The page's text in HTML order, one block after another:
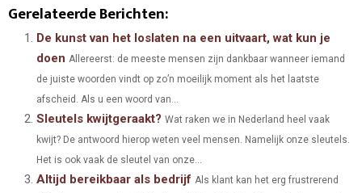
A
R
O
T
W
T
E
A
R
O
C
E
O
K
R
O
N
T
R
S
A
R
O
N
K
D
N
R
I
Gerelateerde Berichten:
De kunst van het loslaten na een uitvaart, wat kun je
doen Allereerst: de meeste mensen zijn dankbaar wanneer iemand
de juiste woorden vindt op zo’n moeilijk moment als het laatste
afscheid. Als u een woord van...
Sleutels kwijtgeraakt? Wat raken we in Nederland heel vaak
kwijt? De antwoord hierop weten veel mensen. Namelijk onze sleutels.
Het is ook vaak de sleutel van onze...
Altijd bereikbaar als bedrijf Als klant kan het erg frustrerend